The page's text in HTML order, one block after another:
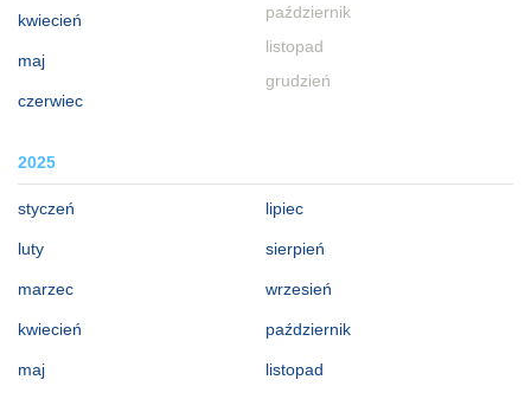
kwiecień
maj
czerwiec
październik
listopad
grudzień
2025
styczeń
luty
marzec
kwiecień
maj
lipiec
sierpień
wrzesień
październik
listopad